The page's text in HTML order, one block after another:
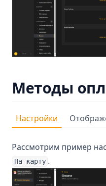
Методы
Настройки
Рассмотрим пример
На карту .